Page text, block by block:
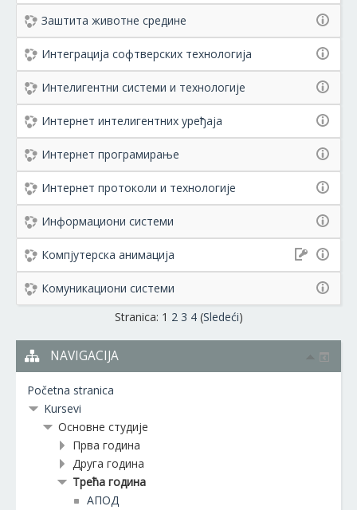
Заштита животне средине
Интеграција софтверских технологија
Интелигентни системи и технологије
Интернет интелигентних уређаја
Интернет програмирање
Интернет протоколи и технологије
Информациони системи
Компјутерска анимацијa
Комуникациони системи
Stranica: 1 2 3 4 (Sledeći)
NAVIGACIJA
Početna stranica
Kursevi
Основне студије
Прва година
Друга година
Трећа година
АПОД